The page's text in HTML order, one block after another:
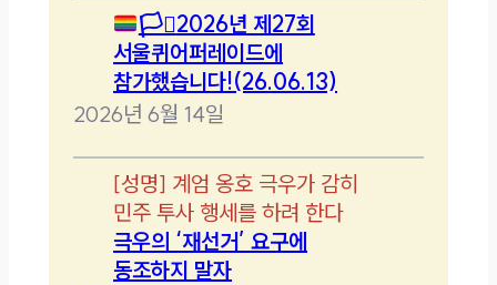
🏳️‍⚧️2026년 제27회
서울퀴어퍼레이드에
참가했습니다!(26.06.13)
2026년 6월 14일
[성명] 계엄 옹호 극우가 감히
민주 투사 행세를 하려 한다
극우의 ‘재선거’ 요구에
동조하지 말자